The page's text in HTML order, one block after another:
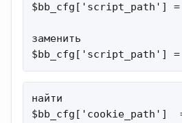
$bb_cfg['script_path']
заменить
$bb_cfg['script_path']
найти